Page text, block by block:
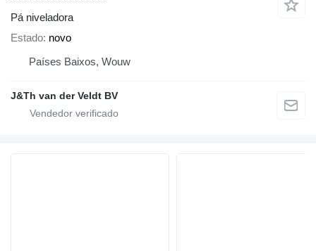
Pá niveladora
Estado novo
Países Baixos, Wouw
J&Th van der Veldt BV